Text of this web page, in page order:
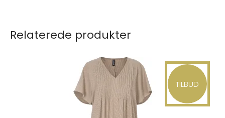
Relaterede produkter
TILBUD